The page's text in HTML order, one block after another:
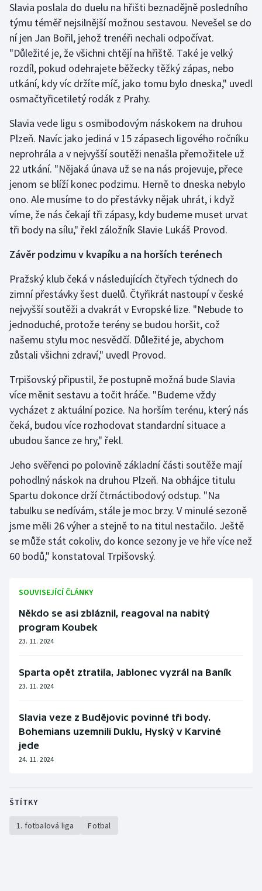
Házená
Jezdectví
Judo
Krasobruslení
Lezení
Lyže a snowboard
Moderní pětiboj
Motorsport
Olympijské hry
Plavání
Plážový volejbal
Ragby
Rychlobruslení
Rychlostní kanoistika
Short track
Sportovní střelba
Stolní tenis
Triatlon
Veslování
Ostatní
Slavia poslala do duelu na hřišti beznadějně posledního
týmu téměř nejsilnější možnou sestavou. Nevešel se do
ní jen Jan Bořil, jehož trenéři nechali odpočívat.
"Důležité je, že všichni chtějí na hřiště. Také je velký
rozdíl, pokud odehrajete běžecky těžký zápas, nebo
utkání, kdy víc držíte míč, jako tomu bylo dneska," uvedl
osmačtyřicetiletý rodák z Prahy.
Slavia vede ligu s osmibodovým náskokem na druhou
Plzeň. Navíc jako jediná v 15 zápasech ligového ročníku
neprohrála a v nejvyšší soutěži nenašla přemožitele už
22 utkání. "Nějaká únava už se na nás projevuje, přece
jenom se blíží konec podzimu. Herně to dneska nebylo
ono. Ale musíme to do přestávky nějak uhrát, i když
víme, že nás čekají tři zápasy, kdy budeme muset urvat
tři body na sílu," řekl záložník Slavie Lukáš Provod.
Závěr podzimu v kvapíku a na horších terénech
Pražský klub čeká v následujících čtyřech týdnech do
zimní přestávky šest duelů. Čtyřikrát nastoupí v české
nejvyšší soutěži a dvakrát v Evropské lize. "Nebude to
jednoduché, protože terény se budou horšit, což
našemu stylu moc nesvědčí. Důležité je, abychom
zůstali všichni zdraví," uvedl Provod.
Trpišovský připustil, že postupně možná bude Slavia
více měnit sestavu a točit hráče. "Budeme vždy
vycházet z aktuální pozice. Na horším terénu, který nás
čeká, budou více rozhodovat standardní situace a
ubudou šance ze hry," řekl.
Jeho svěřenci po polovině základní části soutěže mají
pohodlný náskok na druhou Plzeň. Na obhájce titulu
Spartu dokonce drží čtrnáctibodový odstup. "Na
tabulku se nedívám, stále je moc brzy. V minulé sezoně
jsme měli 26 výher a stejně to na titul nestačilo. Ještě
se může stát cokoliv, do konce sezony je ve hře více než
60 bodů," konstatoval Trpišovský.
SOUVISEJÍCÍ ČLÁNKY
Někdo se asi zbláznil, reagoval na nabitý
program Koubek
23. 11. 2024
Sparta opět ztratila, Jablonec vyzrál na Baník
23. 11. 2024
Slavia veze z Budějovic povinné tři body.
Bohemians uzemnili Duklu, Hyský v Karviné
jede
24. 11. 2024
ŠTÍTKY
1. fotbalová liga Fotbal